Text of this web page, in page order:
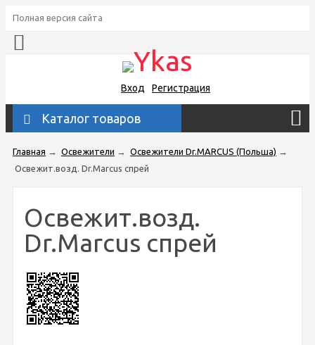
Полная версия сайта
Вход Регистрация
Каталог товаров
Главная → Освежители → Освежители Dr.MARCUS (Польша) →
Освежит.возд. Dr.Marcus спрей
Освежит.возд.
Dr.Marcus спрей